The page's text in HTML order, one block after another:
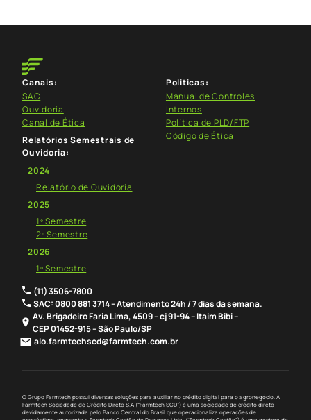
Canais:
SAC
Ouvidoria
Canal de Ética
Relatórios Semestrais de
Ouvidoria:
2024
Relatório de Ouvidoria
2025
1º Semestre
2º Semestre
2026
1º Semestre
Politicas:
Manual de Controles
Internos
Política de PLD/FTP
Código de Ética
(11) 3506-7800
SAC: 0800 881 3714 – Atendimento 24h / 7 dias da semana.
Av. Brigadeiro Faria Lima, 4509 – cj 91-94 – Itaim Bibi –
CEP 01452-915 – São Paulo/SP
alo.farmtechscd@farmtech.com.br
O Grupo Farmtech possui diversas soluções para auxiliar no crédito digital para o agronegócio. A
Farmtech Sociedade de Crédito Direto S.A (“Farmtech SCD”) é uma sociedade de crédito direto
devidamente autorizada pelo Banco Central do Brasil que operacionaliza operações de